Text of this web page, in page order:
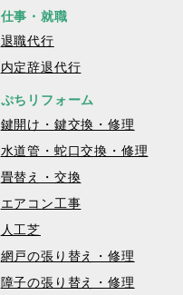
仕事・就職
退職代行
内定辞退代行
ぷちリフォーム
鍵開け・鍵交換・修理
水道管・蛇口交換・修理
畳替え・交換
エアコン工事
人工芝
網戸の張り替え・修理
障子の張り替え・修理